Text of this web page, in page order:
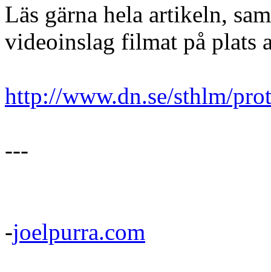
Läs gärna hela artikeln,
videoinslag filmat på plats
http://www.dn.se/sthlm/
---
-joelpurra.com